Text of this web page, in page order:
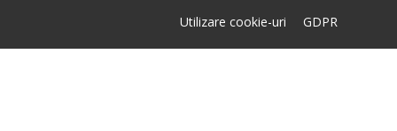
Utilizare cookie-uri GDPR